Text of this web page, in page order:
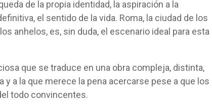
de la propia identidad, la aspiración a la
el sentido de la vida. Roma, la ciudad de los
anhelos, es, sin duda, el escenario ideal para esta
que se traduce en una obra compleja, distinta,
y a la que merece la pena acercarse pese a que los
todo convincentes.